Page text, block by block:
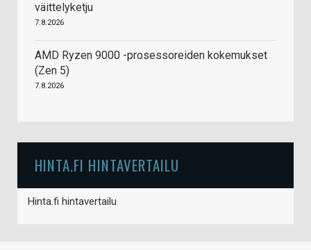
väittelyketju
7.8.2026
AMD Ryzen 9000 -prosessoreiden kokemukset
(Zen 5)
7.8.2026
HINTA.FI HINTAVERTAILU
Hinta.fi hintavertailu